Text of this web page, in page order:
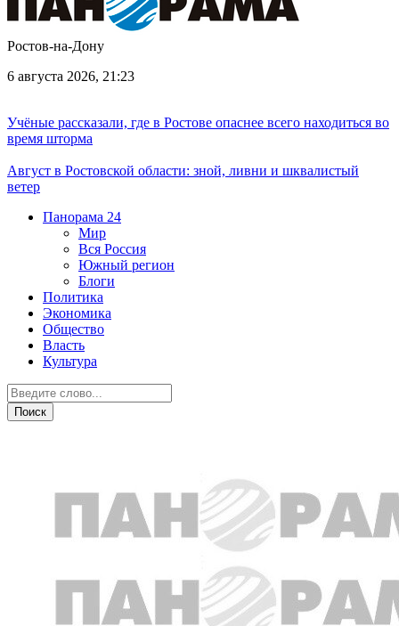
Ростов-на-Дону
6 августа 2026, 21:23
Учёные рассказали, где в Ростове опаснее всего находиться во
время шторма
Август в Ростовской области: зной, ливни и шквалистый
ветер
Панорама 24
Мир
Вся Россия
Южный регион
Блоги
Политика
Экономика
Общество
Власть
Культура